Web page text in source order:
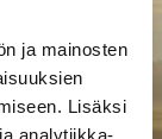
ja mainosten
Lisäksi
analytiikka-